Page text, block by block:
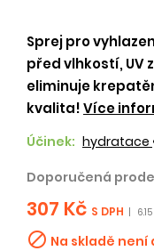
Sprej pro
před vlhkostí, UV
eliminuje
kvalita!Více
Účinek: hydratace
Doporučená
307 Kč S DPH
 Na skladě